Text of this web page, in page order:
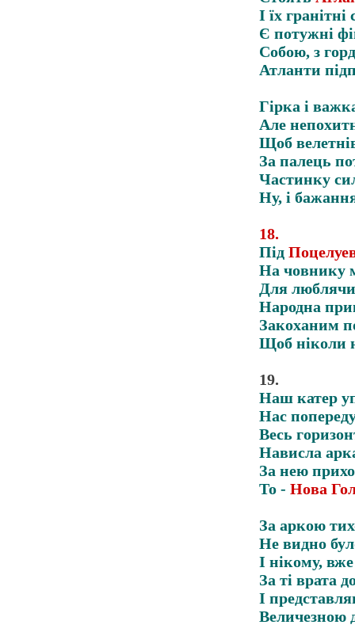
І їх
Є потужні
Собою, з
Атланти
Гірка і
Але
Щоб
За палець
Частинку
Ну, і
18.
Під
На човнику
Для
Народна
Закоханим
Щоб ніколи
19.
Наш катер
Нас
Весь
Нависла
За нею
То - Нова
За аркою
Не видно
І нікому, вже
За ті врата
І
Величезною